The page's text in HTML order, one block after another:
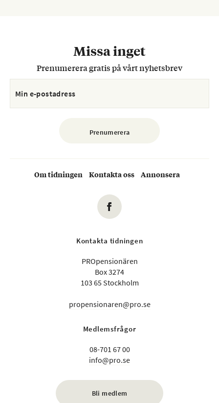
Missa inget
Prenumerera gratis på vårt nyhetsbrev
Om tidningen Kontakta oss Annonsera
Kontakta tidningen
PROpensionären
Box 3274
103 65 Stockholm
propensionaren@pro.se
Medlemsfrågor
08-701 67 00
info@pro.se
Bli medlem